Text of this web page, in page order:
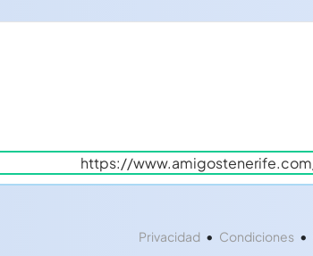
Privacidad• Condiciones•